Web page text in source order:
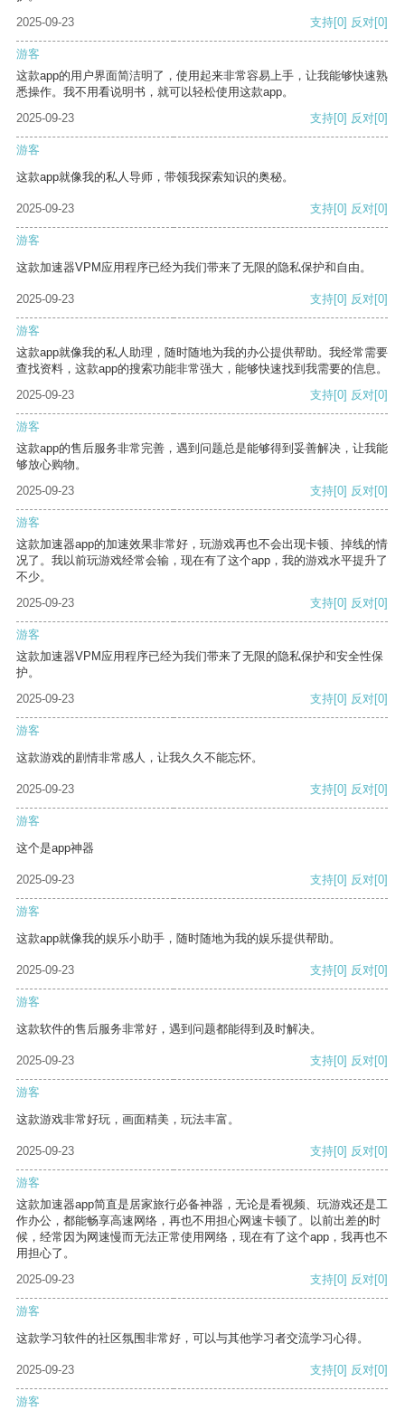
2025-09-23
支持[0] 反对[0]
游客
这款app的用户界面简洁明了，使用起来非常容易上手，让我能够快速熟
悉操作。我不用看说明书，就可以轻松使用这款app。
2025-09-23
支持[0] 反对[0]
游客
这款app就像我的私人导师，带领我探索知识的奥秘。
2025-09-23 支持[0] 反对[0]
游客
这款加速器VPM应用程序已经为我们带来了无限的隐私保护和自由。
2025-09-23 支持[0] 反对[0]
游客
这款app就像我的私人助理，随时随地为我的办公提供帮助。我经常需要
查找资料，这款app的搜索功能非常强大，能够快速找到我需要的信息。
2025-09-23
支持[0] 反对[0]
游客
这款app的售后服务非常完善，遇到问题总是能够得到妥善解决，让我能
够放心购物。
2025-09-23
支持[0] 反对[0]
游客
这款加速器app的加速效果非常好，玩游戏再也不会出现卡顿、掉线的情
况了。我以前玩游戏经常会输，现在有了这个app，我的游戏水平提升了
不少。
2025-09-23
支持[0] 反对[0]
游客
这款加速器VPM应用程序已经为我们带来了无限的隐私保护和安全性保
护。
2025-09-23
支持[0] 反对[0]
游客
这款游戏的剧情非常感人，让我久久不能忘怀。
2025-09-23 支持[0] 反对[0]
游客
这个是app神器
2025-09-23 支持[0] 反对[0]
游客
这款app就像我的娱乐小助手，随时随地为我的娱乐提供帮助。
2025-09-23 支持[0] 反对[0]
游客
这款软件的售后服务非常好，遇到问题都能得到及时解决。
2025-09-23 支持[0] 反对[0]
游客
这款游戏非常好玩，画面精美，玩法丰富。
2025-09-23 支持[0] 反对[0]
游客
这款加速器app简直是居家旅行必备神器，无论是看视频、玩游戏还是工
作办公，都能畅享高速网络，再也不用担心网速卡顿了。以前出差的时
候，经常因为网速慢而无法正常使用网络，现在有了这个app，我再也不
用担心了。
2025-09-23
支持[0] 反对[0]
游客
这款学习软件的社区氛围非常好，可以与其他学习者交流学习心得。
2025-09-23 支持[0] 反对[0]
游客